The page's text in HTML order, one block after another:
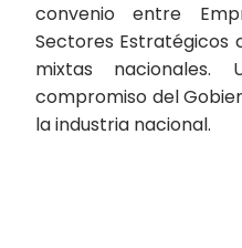
convenio entre
Sectores Estratégicos
mixtas
compromiso del
la industria nacional.